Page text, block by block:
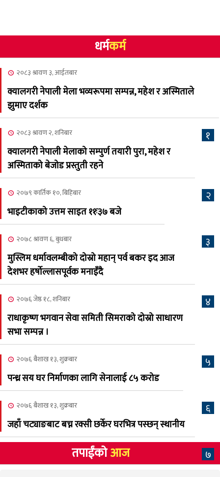
४
NCSC को अध्यक्षमा घनेन्द्र
न्यौपाने बिजयी
नेप्लिज सोसाइटि अफ
२०८३ श्रावण ६, बुधबार
कामना खबर पत्रिका
७ क्यालगरी नेपाली मेला
२०८३ श्रावण २, शनिबार
८
क्यालगरी नेपाली मेलाको
अस्मिताको बेजोड प्रस्तुती रहने
धर्मकर्म
२०८३ श्रावण ३, आईतबार
क्यालगरी नेपाली मेला भव्यरूपमा सम्पन्न, महेश र अस्मिताले
झुमाए दर्शक
१
२०८३ श्रावण २, शनिबार
क्यालगरी नेपाली मेलाको सम्पुर्ण तयारी पुरा, महेश र
अस्मिताको बेजोड प्रस्तुती रहने
२
२०७९ कार्तिक १०, बिहिबार
भाइटीकाको उत्तम साइत ११ः३७ बजे
३
२०७८ श्रावण ६, बुधबार
मुस्लिम धर्मावलम्बीको दोस्रो महान् पर्व बकर इद आज
देशभर हर्षोल्लासपूर्वक मनाइँदै
४
२०७६ जेष्ठ १८, शनिबार
राधाकृष्ण भगवान सेवा समिती सिमराको दोस्रो साधारण
सभा सम्पन्न ।
५
२०७६ बैशाख १३, शुक्रबार
पन्ध्र सय घर निर्माणका लागि सेनालाई ८५ करोड
६
२०७६ बैशाख १३, शुक्रबार
जहाँ चट्याङबाट बच्न रक्सी छर्केर घरभित्र पस्छन् स्थानीय
७
तपाईंकोआज